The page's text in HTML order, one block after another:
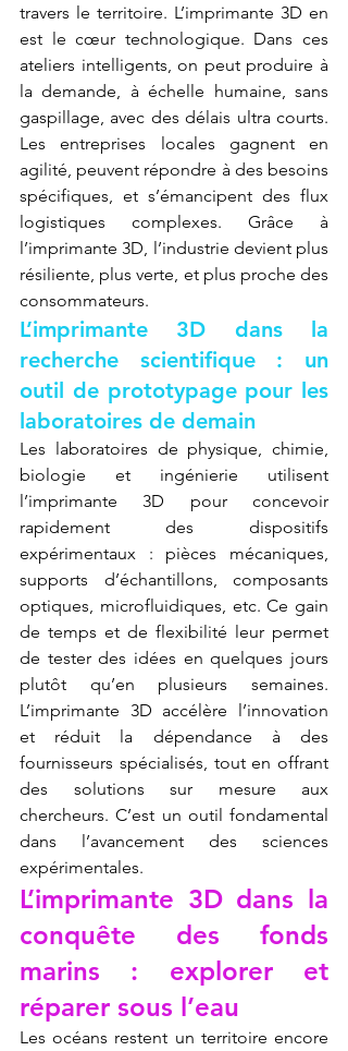
travers le territoire. L’imprimante 3D en
est le cœur technologique. Dans ces
ateliers intelligents, on peut produire à
la demande, à échelle humaine, sans
gaspillage, avec des délais ultra courts.
Les entreprises locales gagnent en
agilité, peuvent répondre à des besoins
spécifiques, et s’émancipent des flux
logistiques complexes. Grâce à
l’imprimante 3D, l’industrie devient plus
résiliente, plus verte, et plus proche des
consommateurs.
L’imprimante 3D dans la
recherche scientifique : un
outil de prototypage pour les
laboratoires de demain
Les laboratoires de physique, chimie,
biologie et ingénierie utilisent
l’imprimante 3D pour concevoir
rapidement des dispositifs
expérimentaux : pièces mécaniques,
supports d’échantillons, composants
optiques, microfluidiques, etc. Ce gain
de temps et de flexibilité leur permet
de tester des idées en quelques jours
plutôt qu’en plusieurs semaines.
L’imprimante 3D accélère l’innovation
et réduit la dépendance à des
fournisseurs spécialisés, tout en offrant
des solutions sur mesure aux
chercheurs. C’est un outil fondamental
dans l’avancement des sciences
expérimentales.
L’imprimante 3D dans la
conquête des fonds
marins : explorer et
réparer sous l’eau
Les océans restent un territoire encore